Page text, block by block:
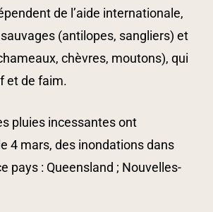
de l’aide internationale,
(antilopes, sangliers) et
chèvres, moutons), qui
et de faim.
pluies incessantes ont
4 mars, des inondations dans
pays : Queensland ; Nouvelles-